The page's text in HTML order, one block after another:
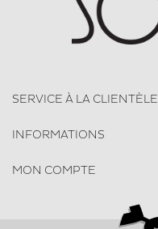
SERVICE À LA CLIENTÈLE
INFORMATIONS
MON COMPTE